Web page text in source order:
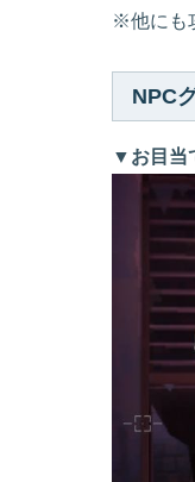
※他にも
NPC
▼お目当